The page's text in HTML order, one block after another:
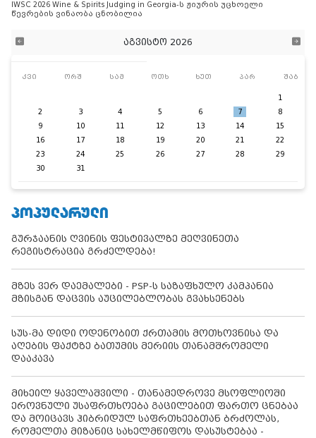
IWSC 2026 Wine & Spirits Judging in Georgia-ს ჟიურის უცხოელი
წევრების ვინაობა ცნობილია
აგვისტო 2026
კვი ორშ სამ ოთხ ხუთ პარ შაბ
1
2
3 4 5 6 7
8
9
10 11 12 13 14
15
16
17 18 19 20 21
22
23
24 25 26 27 28
29
30
31
ᲞᲝᲞᲣᲚᲐᲠᲣᲚᲘ
გურჯაანის ღვინის ფესტივალზე მეღვინეთა
რეგისტრაცია გრძელდება!
მზეს ვერ დაემალები - PSP-ს საზაფხულო კამპანია
მზისგან დაცვის აუცილებლობას გვახსენებს
სუს-მა დიდი ოდენობით ქრთამის მოთხოვნისა და
აღების ფაქტზე ბათუმის მერიის თანამშრომელი
დააკავა
მიხეილ ყაველაშვილი - თანამედროვე მსოფლიოში
ეროვნული უსაფრთხოება გაცილებით ფართო ცნებაა
და მოიცავს ჰიბრიდულ საფრთხეებთან ბრძოლას,
რომელთა მიზანიც სახელმწიფოს დასუსტებაა -